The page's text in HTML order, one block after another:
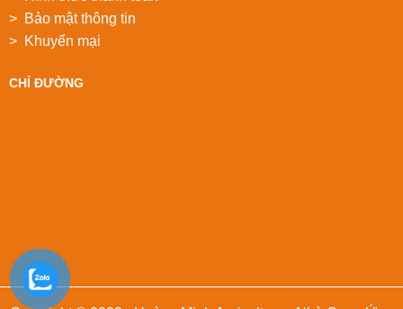
> Bảo mật thông tin
> Khuyển mại
CHỈ ĐƯỜNG